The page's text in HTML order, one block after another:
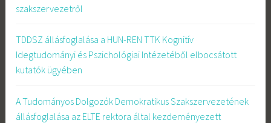
szakszervezetről
TDDSZ állásfoglalása a HUN-REN TTK Kognitív
Idegtudományi és Pszichológiai Intézetéből elbocsátott
kutatók ügyében
A Tudományos Dolgozók Demokratikus Szakszervezetének
állásfoglalása az ELTE rektora által kezdeményezett